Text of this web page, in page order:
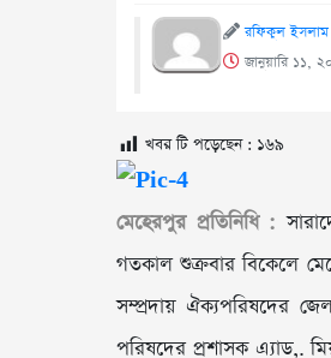
রফিকুল
জানুয়ারি ১১,
খবর টি পড়েছেন : ১৬৯
মেহেরপুর প্রতিনিধি :
গতকাল শুক্রবার বিকেলে
সম্প্রদায় ঐক্যপরিষদের
পরিষদের প্রশাসক এ্যাড,.